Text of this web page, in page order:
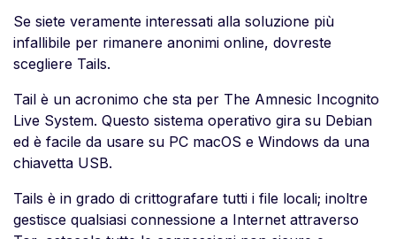
Se siete veramente interessati alla soluzione più
infallibile per rimanere anonimi online, dovreste
scegliere Tails.
Tail è un acronimo che sta per The Amnesic Incognito
Live System. Questo sistema operativo gira su Debian
ed è facile da usare su PC macOS e Windows da una
chiavetta USB.
Tails è in grado di crittografare tutti i file locali; inoltre
gestisce qualsiasi connessione a Internet attraverso